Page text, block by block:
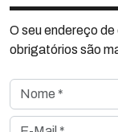
O seu endereço
obrigatórios são
Nome *
E-Mail *